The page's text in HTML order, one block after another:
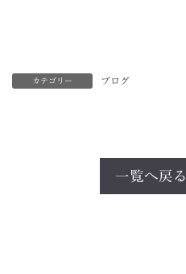
カテゴリー ブログ
一覧へ戻る